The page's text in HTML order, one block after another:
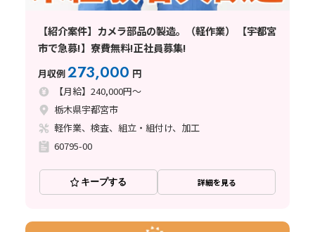
【紹介案件】カメラ部品の製造。（軽作業） 【宇都宮
市で急募!】寮費無料!正社員募集!
月収例273,000 円
【月給】240,000円～
栃木県宇都宮市
軽作業、検査、組立・組付け、加工
60795-00
キープする 詳細を見る